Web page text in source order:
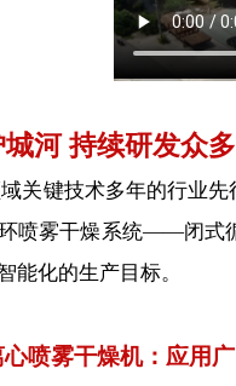
河 持续研发众
键技术多年的行业先
喷雾干燥系统——闭式
能化的生产目标。
雾干燥机：应用广